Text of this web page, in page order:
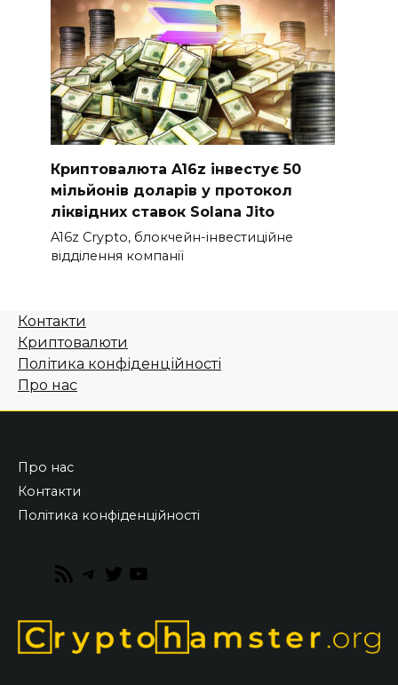
Криптовалюта A16z інвестує 50
мільйонів доларів у протокол
ліквідних ставок Solana Jito
A16z Crypto, блокчейн-інвестиційне
відділення компанії
Контакти
Криптовалюти
Політика конфіденційності
Про нас
Про нас
Контакти
Політика конфіденційності
RSS
Telegram
Twitter